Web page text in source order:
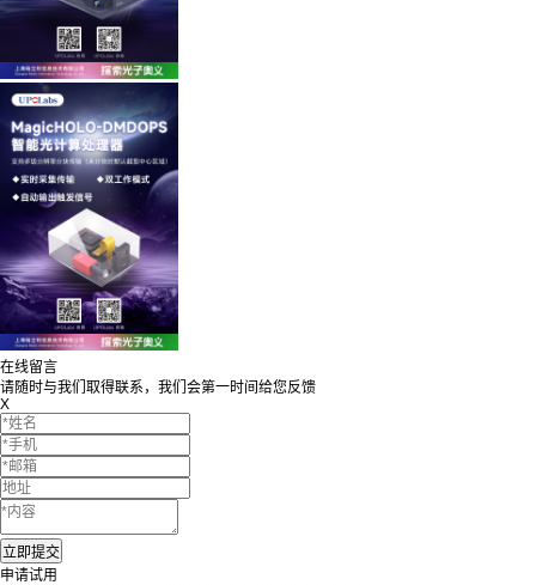
在线留言
请随时与我们取得联系，我们会第一时间给您反馈
X
申请试用